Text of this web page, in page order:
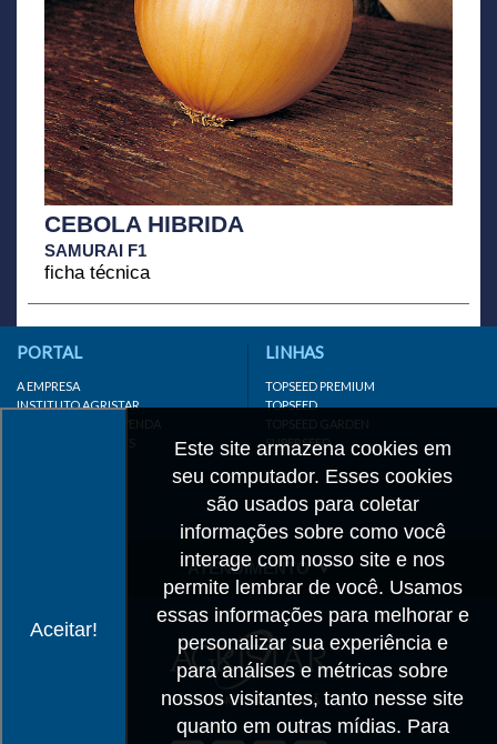
CEBOLA HIBRIDA
SAMURAI F1
ficha técnica
Aceitar!
Este site armazena cookies em
seu computador. Esses cookies
são usados para coletar
informações sobre como você
interage com nosso site e nos
permite lembrar de você. Usamos
essas informações para melhorar e
personalizar sua experiência e
para análises e métricas sobre
nossos visitantes, tanto nesse site
quanto em outras mídias. Para
PORTAL
A EMPRESA
INSTITUTO AGRISTAR
DISTRIBUIDOR/REVENDA
LINKS IMPORTANTES
LINHAS
TOPSEED PREMIUM
TOPSEED
TOPSEED GARDEN
SUPERSEED
ATENDIMENTO
CADASTRO
TRABALHE CONOSCO